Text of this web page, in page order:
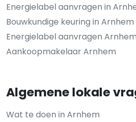
Energielabel aanvragen in
Bouwkundige keuring in Arnhem
Energielabel aanvragen Arnhem
Aankoopmakelaar Arnhem
Algemene lokale
Wat te doen in Arnhem